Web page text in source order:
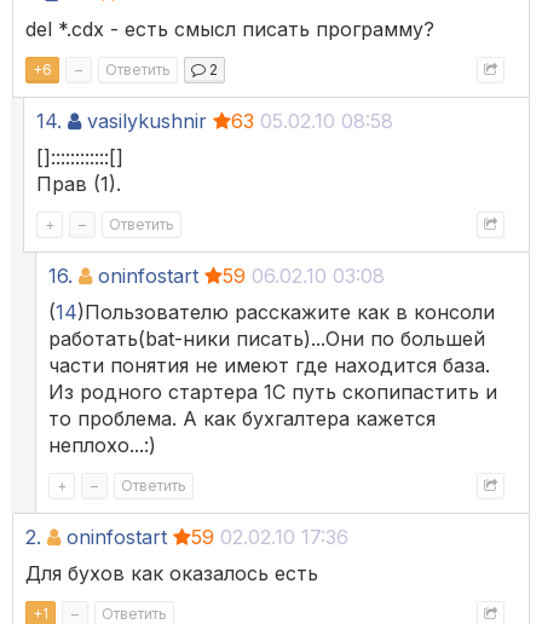
del *.cdx - есть смысл писать программу?
+6 – Ответить 2
14. vasilykushnir 63 05.02.10 08:58
[]::::::::::::[]
Прав (1).
+ – Ответить
16. oninfostart 59 06.02.10 03:08
(14)Пользователю расскажите как в консоли
работать(bat-ники писать)...Они по большей
части понятия не имеют где находится база.
Из родного стартера 1С путь скопипастить и
то проблема. А как бухгалтера кажется
неплохо...:)
+ – Ответить
2. oninfostart 59 02.02.10 17:36
Для бухов как оказалось есть
+1 – Ответить